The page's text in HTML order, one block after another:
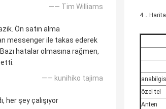
—— Tim Williams
Ön satın alma
messenger ile takas ederek
hatalar olmasına rağmen,
—— kunihiko tajima
her şey çalışıyor
4．
özel tel
Anten